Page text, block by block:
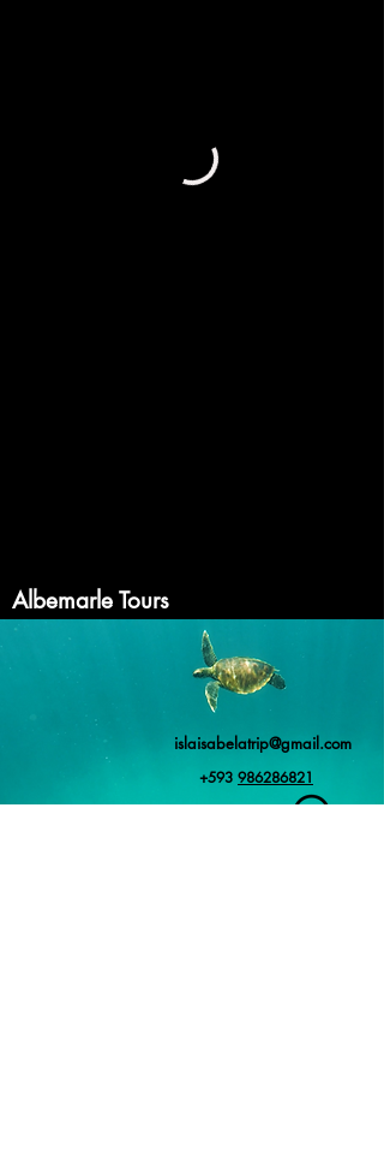
Albemarle Tours
islaisabelatrip@gmail.com
+593 986286821